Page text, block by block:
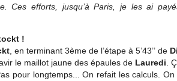
Ces efforts, jusqu’à Paris, je les ai
!
, en terminant 3ème de l’étape à 5’43’’ de
le maillot jaune des épaules deLauredi.
pour longtemps... On refait les calculs. On